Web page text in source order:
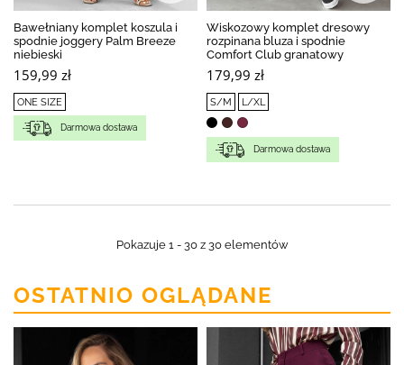
Bawełniany komplet koszula i
spodnie joggery Palm Breeze
niebieski
159,99 zł
ONE SIZE
Darmowa dostawa
Wiskozowy komplet dresowy
rozpinana bluza i spodnie
Comfort Club granatowy
179,99 zł
S/M L/XL
Darmowa dostawa
Pokazuje 1 - 30 z 30 elementów
OSTATNIO OGLĄDANE